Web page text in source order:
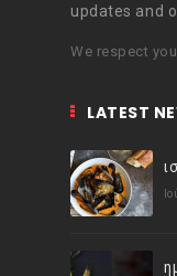
updates and
We respect
LATEST